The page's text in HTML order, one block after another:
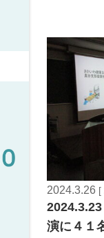
2024.3.26 [
演に４１